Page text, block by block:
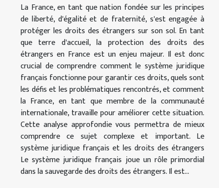
La France, en tant que nation fondée sur les principes
de liberté, d'égalité et de fraternité, s'est engagée à
protéger les droits des étrangers sur son sol. En tant
que terre d'accueil, la protection des droits des
étrangers en France est un enjeu majeur. Il est donc
crucial de comprendre comment le système juridique
français fonctionne pour garantir ces droits, quels sont
les défis et les problématiques rencontrés, et comment
la France, en tant que membre de la communauté
internationale, travaille pour améliorer cette situation.
Cette analyse approfondie vous permettra de mieux
comprendre ce sujet complexe et important. Le
système juridique français et les droits des étrangers
Le système juridique français joue un rôle primordial
dans la sauvegarde des droits des étrangers. Il est...